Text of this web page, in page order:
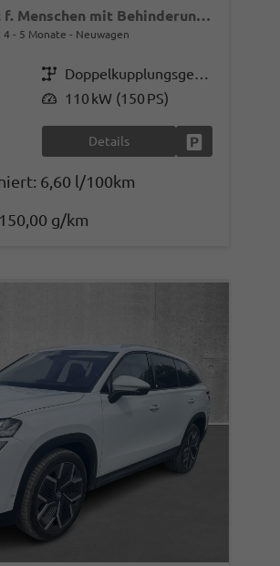
Selection Angebot f. Menschen mit Behinderung ab 50 %! 1.5 TSI Mild-Hybrid 150PS DSG, 17" Alu, Parksensoren v/h, Rückfahrkamera, 3-Zonen-Climatronic, SunSet, Sitzheizung, Side Assist, Fernlicht-Assist, Tempomat, Infotainment 10" + Smartlink, Virtual Cockpit, Tempo
- 5 Monate Neuwagen
Getriebe
Doppelkupplungsgetriebe (DSG)
Leistung 110 kW (150 PS)
Details
6,60 l/100km
150,00 g/km